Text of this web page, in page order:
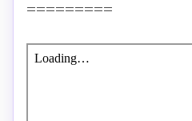
=========